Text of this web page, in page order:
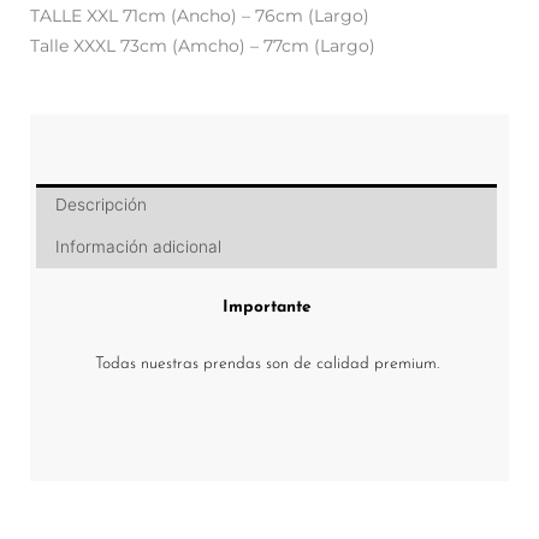
TALLE XXL 71cm (Ancho) – 76cm (Largo)
Talle XXXL 73cm (Amcho) – 77cm (Largo)
Descripción
Información adicional
Importante
Todas nuestras prendas son de calidad premium.